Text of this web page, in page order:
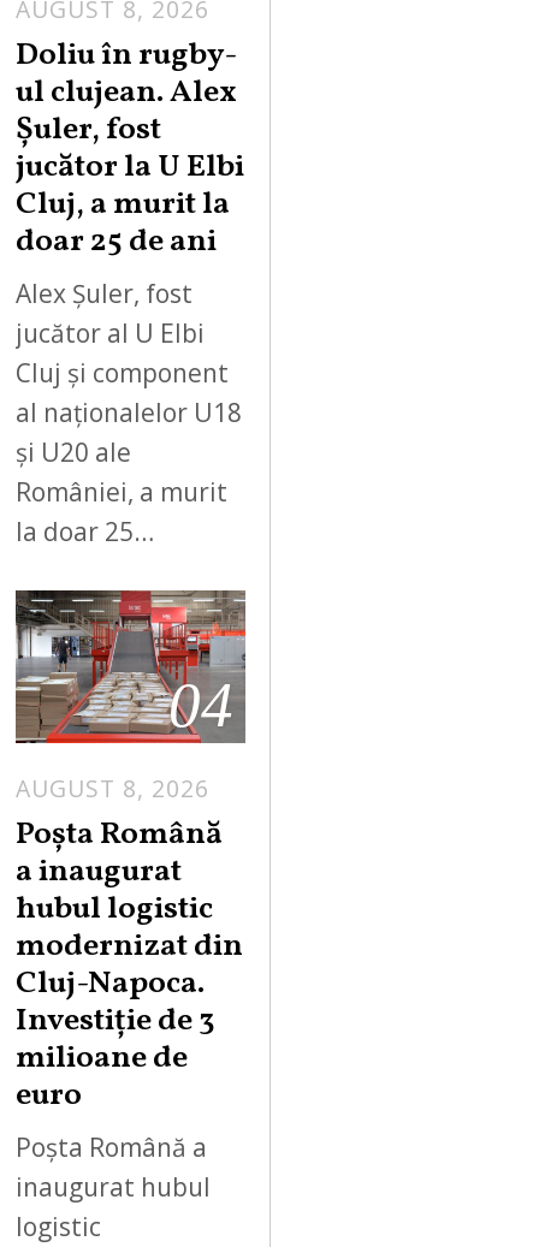
AUGUST 8, 2026
Doliu în rugby-
ul clujean. Alex
Șuler, fost
jucător la U Elbi
Cluj, a murit la
doar 25 de ani
Alex Șuler, fost
jucător al U Elbi
Cluj și component
al naționalelor U18
și U20 ale
României, a murit
la doar 25…
04
AUGUST 8, 2026
Poșta Română
a inaugurat
hubul logistic
modernizat din
Cluj-Napoca.
Investiție de 3
milioane de
euro
Poșta Română a
inaugurat hubul
logistic